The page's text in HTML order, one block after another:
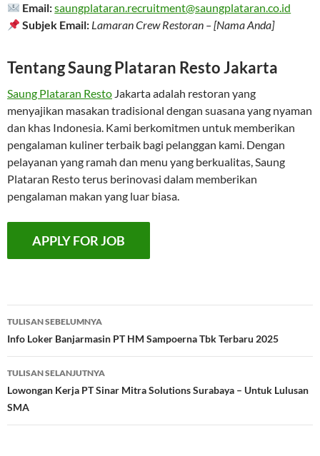
Email:saungplataran.recruitment@saungplataran.co.id
Subjek Email: Lamaran Crew Restoran – [Nama Anda]
Tentang Saung Plataran Resto Jakarta
Saung Plataran Resto Jakarta adalah restoran yang
menyajikan masakan tradisional dengan suasana yang nyaman
dan khas Indonesia. Kami berkomitmen untuk memberikan
pengalaman kuliner terbaik bagi pelanggan kami. Dengan
pelayanan yang ramah dan menu yang berkualitas, Saung
Plataran Resto terus berinovasi dalam memberikan
pengalaman makan yang luar biasa.
Navigasi
Tulisan
TULISAN SEBELUMNYA
Info Loker Banjarmasin PT HM Sampoerna Tbk Terbaru 2025
TULISAN SELANJUTNYA
Lowongan Kerja PT Sinar Mitra Solutions Surabaya – Untuk Lulusan
SMA